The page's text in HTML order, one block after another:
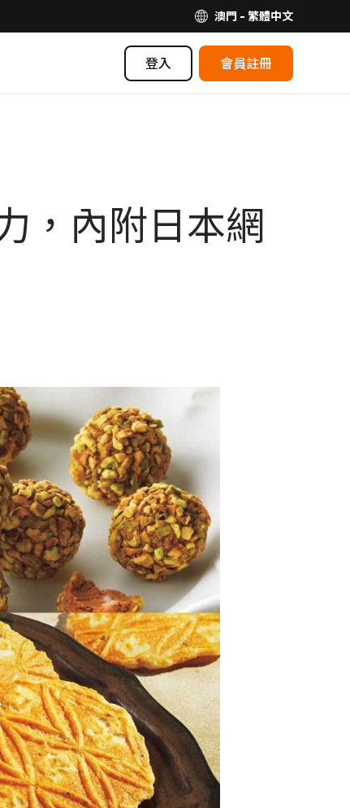
澳門 - 繁體中文
登入 會員註冊
，內附日本網